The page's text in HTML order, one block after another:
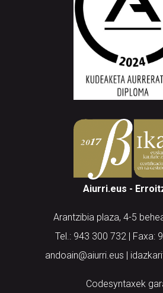
Aiurri.eus -
Arantzibia plaza, 4-5
Tel.: 943 300 732 | Faxa:
andoain@aiurri.eus |
Codesyntaxek